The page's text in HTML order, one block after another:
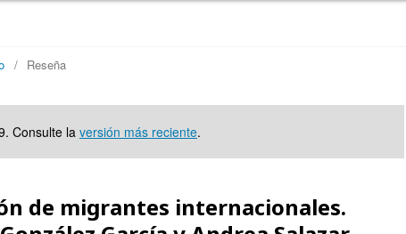
/ Reseña
Consulte la versión más reciente.
de migrantes internacionales.